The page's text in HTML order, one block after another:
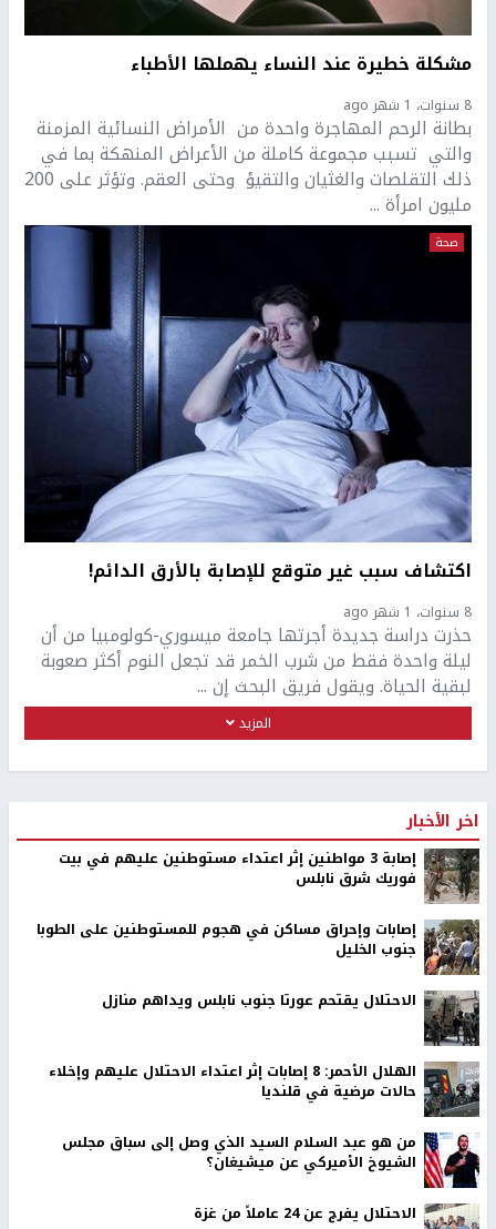
مشكلة خطيرة عند النساء يهملها الأطباء
8 سنوات، 1 شهر ago
بطانة الرحم المهاجرة واحدة من الأمراض النسائية المزمنة
والتي تسبب مجموعة كاملة من الأعراض المنهكة بما في
ذلك التقلصات والغثيان والتقيؤ وحتى العقم. وتؤثر على 200
مليون امرأة ...
صحة
اكتشاف سبب غير متوقع للإصابة بالأرق الدائم!
8 سنوات، 1 شهر ago
حذرت دراسة جديدة أجرتها جامعة ميسوري-كولومبيا من أن
ليلة واحدة فقط من شرب الخمر قد تجعل النوم أكثر صعوبة
لبقية الحياة. ويقول فريق البحث إن ...
المزيد
اخر الأخبار
إصابة 3 مواطنين إثر اعتداء مستوطنين عليهم في بيت
فوريك شرق نابلس
إصابات وإحراق مساكن في هجوم للمستوطنين على الطوبا
جنوب الخليل
الاحتلال يقتحم عورتا جنوب نابلس ويداهم منازل
الهلال الأحمر: 8 إصابات إثر اعتداء الاحتلال عليهم وإخلاء
حالات مرضية في قلنديا
من هو عبد السلام السيد الذي وصل إلى سباق مجلس
الشيوخ الأميركي عن ميشيغان؟
الاحتلال يفرج عن 24 عاملاً من غزة